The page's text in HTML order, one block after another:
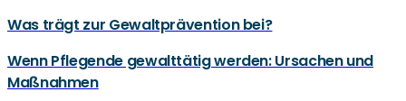
Was trägt zur Gewaltprävention bei?
Wenn Pflegende gewalttätig werden: Ursachen und
Maßnahmen